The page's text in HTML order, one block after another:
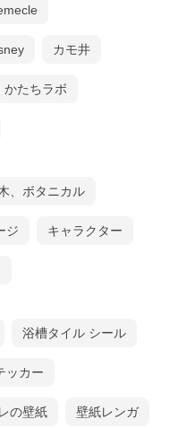
カモ井
かたちラボ
、ボタニカル
ジ キャラクター
浴槽タイル シール
ッカー
の壁紙 壁紙レンガ